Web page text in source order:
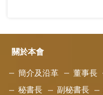
關於本會
簡介及沿革 董事長
秘書長 副秘書長